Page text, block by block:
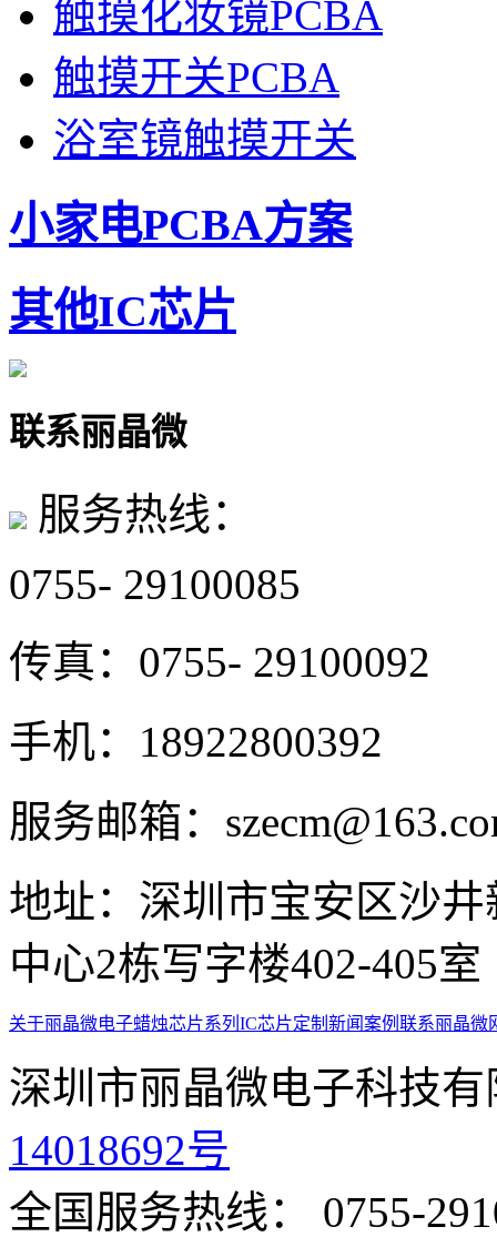
触摸化妆镜PCBA
触摸开关PCBA
浴室镜触摸开关
小家电PCBA方案
其他IC芯片
联系丽晶微
服务热线：
0755- 29100085
传真： 0755- 29100092
手机： 18922800392
服务邮箱：
地址： 深圳市宝安区沙
中心2栋写字楼402-405室
关于丽晶微电子蜡烛芯片系列 IC芯片定制 新闻案例 联系丽晶微
深圳市丽晶微电子科技
14018692号
全国服务热线： 0755-